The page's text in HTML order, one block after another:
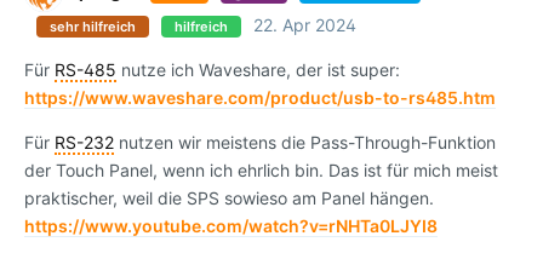
sehr hilfreich hilfreich 22. Apr 2024
Für RS-485 nutze ich Waveshare, der ist super:
https://www.waveshare.com/product/usb-to-rs485.htm
Für RS-232 nutzen wir meistens die Pass-Through-Funktion
der Touch Panel, wenn ich ehrlich bin. Das ist für mich meist
praktischer, weil die SPS sowieso am Panel hängen.
https://www.youtube.com/watch?v=rNHTa0LJYI8